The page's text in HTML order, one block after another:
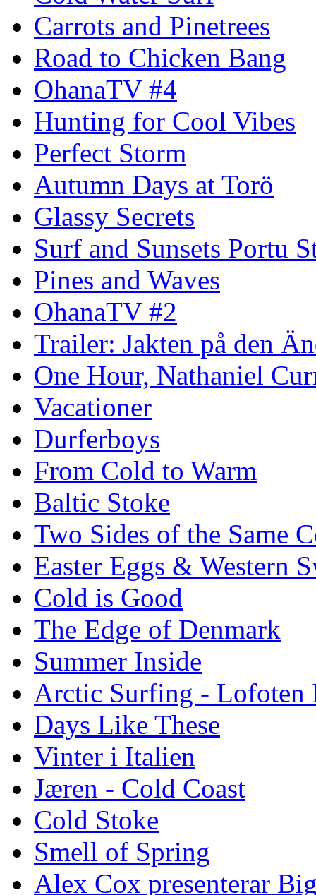
Carrots and Pinetrees
Road to Chicken Bang
OhanaTV #4
Hunting for Cool Vibes
Perfect Storm
Autumn Days at Torö
Glassy Secrets
Surf and Sunsets Portu
Pines and Waves
OhanaTV #2
Trailer: Jakten på den
One Hour, Nathaniel
Vacationer
Durferboys
From Cold to Warm
Baltic Stoke
Two Sides of the Same
Easter Eggs & Western
Cold is Good
The Edge of Denmark
Summer Inside
Arctic Surfing - Lofoten
Days Like These
Vinter i Italien
Jæren - Cold Coast
Cold Stoke
Smell of Spring
Alex Cox presenterar